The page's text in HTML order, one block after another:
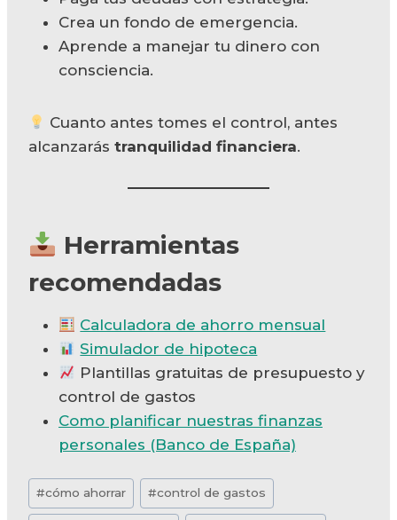
Crea un fondo de emergencia.
Aprende a manejar tu dinero con
consciencia.
Cuanto antes tomes el control, antes
alcanzarás tranquilidad financiera.
Herramientas
recomendadas
Calculadora de ahorro mensual
Simulador de hipoteca
Plantillas gratuitas de presupuesto y
control de gastos
Como planificar nuestras finanzas
personales (Banco de España)
Etiquetas
de
#cómo ahorrar #control de gastos